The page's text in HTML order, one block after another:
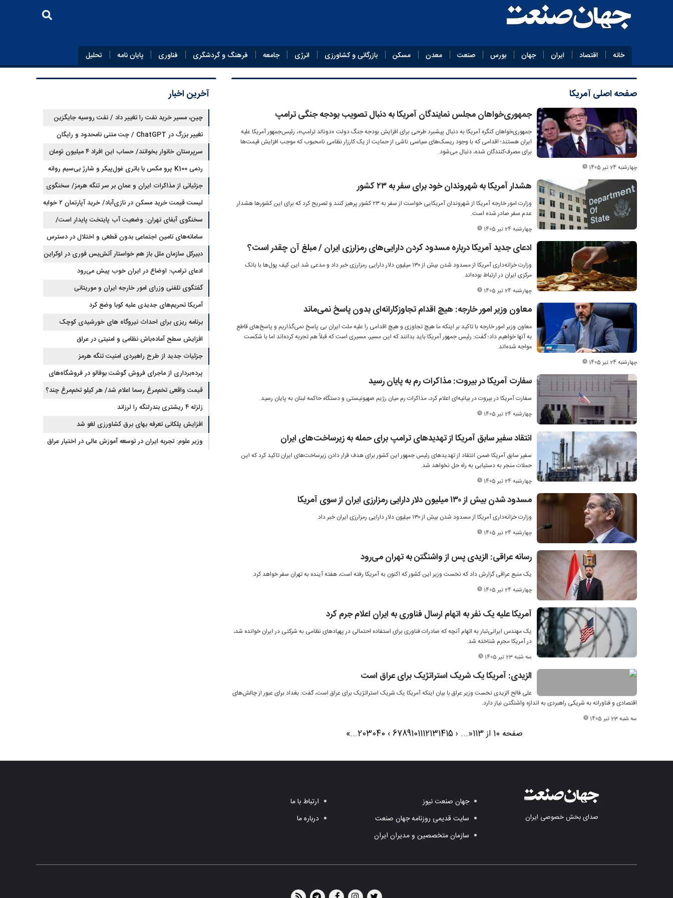
خانه اقتصاد ایران جهان بورس صنعت معدن مسکن بازرگانی و کشاورزی انرژی جامعه فرهنگ و گردشگری فناوری پایان‌ نامه تحلیل
صفحه اصلیآمریکا
جمهوری‌خواهان مجلس نمایندگان آمریکا به دنبال تصویب بودجه جنگی ترامپ
جمهوری‌خواهان کنگره آمریکا به دنبال پیشبرد طرحی برای افزایش بودجه جنگ دولت «دونالد ترامپ»، رئیس‌جمهور آمریکا علیه
ایران هستند؛ اقدامی که با وجود ریسک‌های سیاسی ناشی از حمایت از یک کارزار نظامی نامحبوب که موجب افزایش قیمت‌ها
برای مصرف‌کنندگان شده، دنبال می‌شود.
چهارشنبه 24 تیر 1405
هشدار آمریکا به شهروندان خود برای سفر به ۲۳ کشور
وزارت امور خارجه آمریکا از شهروندان آمریکایی خواست از سفر به ۲۳ کشور پرهیز کنند و تصریح کرد که برای این کشورها هشدار
عدم سفر صادر شده است.
چهارشنبه 24 تیر 1405
ادعای جدید آمریکا درباره مسدود کردن دارایی‌های رمزارزی ایران / مبلغ ‌آن چقدر است؟
وزارت خزانه‌داری آمریکا از مسدود شدن بیش از ۱۳۰ میلیون دلار دارایی رمزارزی خبر داد و مدعی شد این کیف پول‌ها با بانک
مرکزی ایران در ارتباط بوده‌اند.
چهارشنبه 24 تیر 1405
معاون وزیر امور خارجه: هیچ اقدام تجاوزکارانه‌ای بدون پاسخ نمی‌ماند
معاون وزیر امور خارجه با تاکید بر اینکه ما هیچ تجاوزی و هیچ اقدامی را علیه ملت ایران بی پاسخ نمی‌گذاریم و پاسخ‌های قاطع
به آنها خواهیم داد؛ گفت: رئیس جمهور آمریکا باید بدانند که این مسیر، مسیری است که قبلاً هم تجربه کرده‌اند اما با شکست
مواجه شده‌اند.
چهارشنبه 24 تیر 1405
سفارت آمریکا در بیروت: مذاکرات رم به پایان رسید
سفارت آمریکا در بیروت در بیانیه‌ای اعلام کرد، مذاکرات رم میان رژیم صهیونیستی و دستگاه حاکمه لبنان به پایان رسید.
چهارشنبه 24 تیر 1405
انتقاد سفیر سابق آمریکا از تهدیدهای ترامپ برای حمله به زیرساخت‌های ایران
سفیر سابق آمریکا ضمن انتقاد از تهدیدهای رئیس جمهور این کشور برای هدف قرار دادن زیرساخت‌های ایران تاکید کرد که این
حملات منجر به دستیابی به راه حل نخواهد شد.
چهارشنبه 24 تیر 1405
مسدود شدن بیش از ۱۳۰ میلیون دلار دارایی رمزارزی ایران از سوی آمریکا
وزارت خزانه‌داری آمریکا از مسدود شدن بیش از ۱۳۰ میلیون دلار دارایی رمزارزی ایران خبر داد.
چهارشنبه 24 تیر 1405
رسانه‌ عراقی: الزیدی پس از واشنگتن به تهران می‌رود
یک منبع عراقی گزارش داد که نخست وزیر این کشور که اکنون به آمریکا رفته است، هفته آینده به تهران سفر خواهد کرد.
چهارشنبه 24 تیر 1405
آمریکا علیه یک نفر به اتهام ارسال فناوری به ایران اعلام جرم کرد
یک مهندس ایرانی‌تبار به اتهام آنچه که صادرات فناوری برای استفاده احتمالی در پهپادهای نظامی به شرکتی در ایران خوانده شد،
در آمریکا مجرم شناخته شد.
سه شنبه 23 تیر 1405
الزیدی: آمریکا یک شریک استراتژیک برای عراق است
علی فالح الزیدی نخست وزیر عراق با بیان اینکه آمریکا یک شریک استراتژیک برای عراق است، گفت: بغداد برای عبور از چالش‌های
اقتصادی و فناورانه به شریکی راهبردی به اندازه واشنگتن نیاز دارد.
سه شنبه 23 تیر 1405
صفحه 10 از 113 «
...
‹
6789101112131415
›
203040
...
»
آخرین اخبار
چین، مسیر خرید نفت را تغییر داد / نفت روسیه جایگزین
نفت عربستان شد
تغییر بزرگ در ChatGPT / چت متنی نامحدود و رایگان
سرپرستان خانوار بخوانند/ حساب این افراد ۴ میلیون تومان
شارژ شد
ردمی K100 پرو مکس با باتری غول‌پیکر و شارژ بی‌سیم روانه
بازار می‌شود
جزئیاتی از مذاکرات ایران و عمان بر سر تنگه هرمز/ سخنگوی
هیات رئیسه مجلس: بیانیه‌ای شامل تصحیح مسیر تردد دریایی
در تنگه، در آستانه نهایی شدن است
لیست قیمت خرید مسکن در نازی‌آباد/ خرید آپارتمان ۲ خوابه
در این منطقه چقدر سرمایه نیاز دارد؟ + جدول مردادماه ۱۴۰۵
سخنگوی آبفای تهران: وضعیت آب پایتخت پایدار است/
جیره‌بندی نداریم
سامانه‌های تامین اجتماعی بدون قطعی و اختلال در دسترس
است
دبیرکل سازمان ملل باز هم خواستار آتش‌بس فوری در اوکراین
شدادعای ترامپ: اوضاع در ایران خوب پیش می‌رود
گفتگوی تلفنی وزرای امور خارجه ایران و موریتانی
آمریکا تحریم‌های جدیدی علیه کوبا وضع کرد
برنامه ریزی برای احداث نیروگاه های خورشیدی کوچک
مقیاس یا شناور روی آب در مازندران
افزایش سطح آماده‌باش نظامی و امنیتی در عراق
جزئیات جدید از طرح راهبردی امنیت تنگه هرمز
پرده‌برداری از ماجرای فروش گوشت بوفالو در فروشگاه‌های
کشور/ گوشت بوفالو از کجا وارد می‌شود؟/ هر کیلو بوفالو با چه
قیمتی به فروش می‌رود؟
قیمت واقعی تخم‌مرغ رسما اعلام شد/ هر کیلو تخم‌مرغ چند؟
زلزله ۴ ریشتری بندرلنگه را لرزاند
افزایش پلکانی تعرفه بهای برق کشاورزی لغو شد
وزیر علوم: تجربه ایران در توسعه آموزش عالی در اختیار عراق
صدای بخش خصوصی ایران
جهان صنعت نیوز
سایت قدیمی روزنامه جهان صنعت
سازمان متخصصین و مدیران ایران
ارتباط با ما
درباره ما